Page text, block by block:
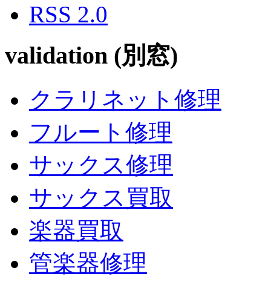
RSS 2.0
validation (別窓)
クラリネット修理
フルート修理
サックス修理
サックス買取
楽器買取
管楽器修理